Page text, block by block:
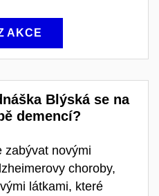
AKCE
Blýská se na
demencí?
zabývat novými
choroby,
látkami, které